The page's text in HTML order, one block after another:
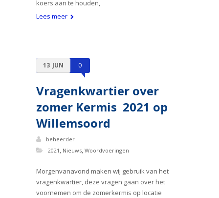
koers aan te houden,
Lees meer
13 JUN 0
Vragenkwartier over
zomer Kermis 2021 op
Willemsoord
beheerder
2021 , Nieuws, Woordvoeringen
Morgenvanavond maken wij gebruik van het
vragenkwartier, deze vragen gaan over het
voornemen om de zomerkermis op locatie